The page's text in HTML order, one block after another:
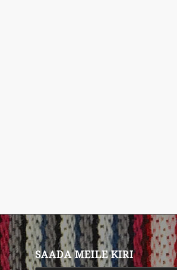
SAADA MEILE KIRI